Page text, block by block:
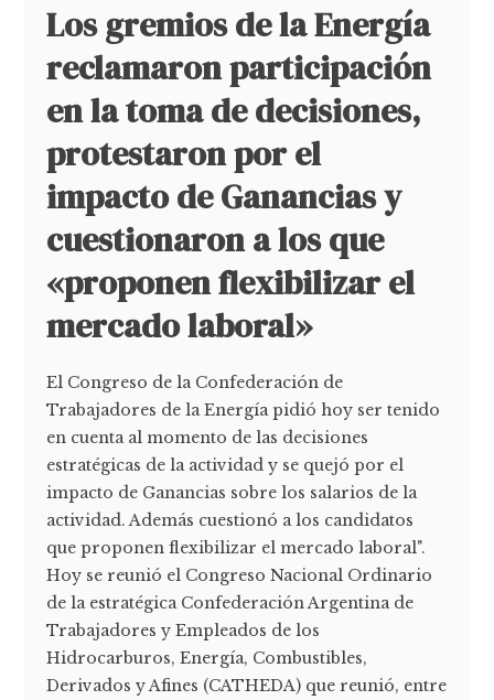
Los gremios de la Energía
reclamaron participación
en la toma de decisiones,
protestaron por el
impacto de Ganancias y
cuestionaron a los que
«proponen flexibilizar el
mercado laboral»
El Congreso de la Confederación de
Trabajadores de la Energía pidió hoy ser tenido
en cuenta al momento de las decisiones
estratégicas de la actividad y se quejó por el
impacto de Ganancias sobre los salarios de la
actividad. Además cuestionó a los candidatos
que proponen flexibilizar el mercado laboral".
Hoy se reunió el Congreso Nacional Ordinario
de la estratégica Confederación Argentina de
Trabajadores y Empleados de los
Hidrocarburos, Energía, Combustibles,
Derivados y Afines (CATHEDA) que reunió, entre